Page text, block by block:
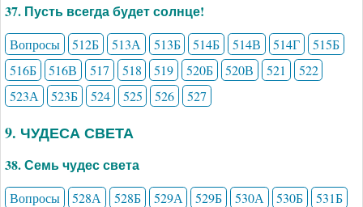
37. Пусть всегда будет солнце!
Вопросы 512Б 513А 513Б 514Б 514В 514Г
515Б
516Б
516В 517 518 519 520Б 520В 521
522
523А
523Б 524 525 526 527
9. ЧУДЕСА СВЕТА
38. Семь чудес света
Вопросы 528А 528Б 529А 529Б 530А 530Б
531Б